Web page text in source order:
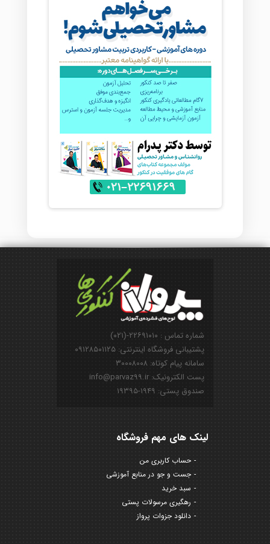
شماره تماس : ۲۲۶۹۱۰۱۰-(۰۲۱)
پشتیبانی فروشگاه اینترنتی: ۰۹۱۲۸۵۰۱۱۲۵
سامانه پیام کوتاه: ۳۰۰۰۸۰۰۸
پست الکترونیک: info@parvaz99.ir
صندوق پستی: ۱۹۴۹-۱۹۳۹۵
لینک های مهم فروشگاه
حساب کاربری من
جست و جو در منابع آموزشی
سبد خرید
رهگیری مرسولات پستی
دانلود جزوات پرواز